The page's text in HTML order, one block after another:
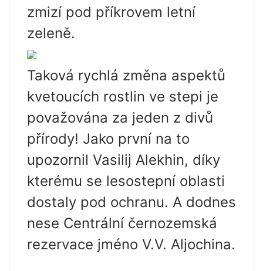
zmizí pod příkrovem letní
zeleně.
Taková rychlá změna aspektů
kvetoucích rostlin ve stepi je
považována za jeden z divů
přírody! Jako první na to
upozornil Vasilij Alekhin, díky
kterému se lesostepní oblasti
dostaly pod ochranu. A dodnes
nese Centrální černozemská
rezervace jméno V.V. Aljochina.